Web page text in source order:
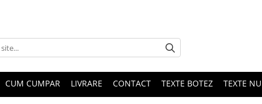
CUM CUMPAR LIVRARE CONTACT TEXTE BOTEZ TEXTE